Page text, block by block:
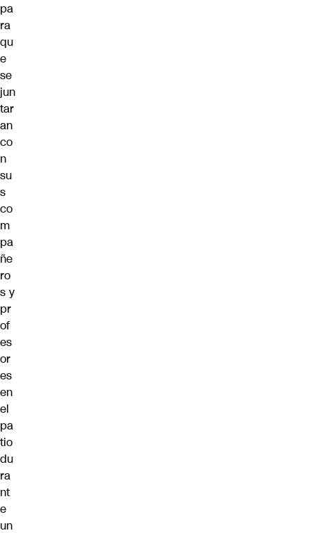
pa
ra
qu
e
se
jun
tar
an
co
n
su
s
co
m
pa
ñe
ro
s y
pr
of
es
or
es
en
el
pa
tio
du
ra
nt
e
un